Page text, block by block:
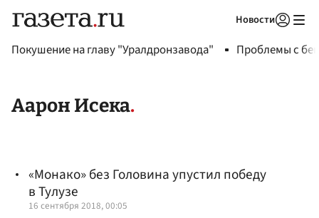
Новости
Покушение на главу "Уралдронзавода" Проблемы с
Аарон Исека
«Монако» без Головина упустил победу
в Тулузе
16 сентября 2018, 00:05